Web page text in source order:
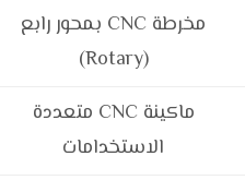
مخرطة CNC بمحور رابع
(Rotary)
ماكينة CNC متعددة
الاستخدامات